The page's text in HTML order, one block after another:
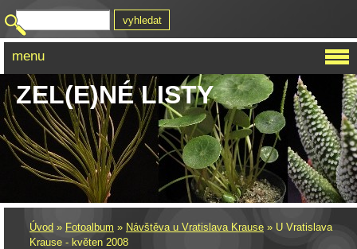
ZEL(E)NÉ LISTY
Úvod » Fotoalbum » Návštěva u Vratislava Krause » U Vratislava
Krause - květen 2008
menu